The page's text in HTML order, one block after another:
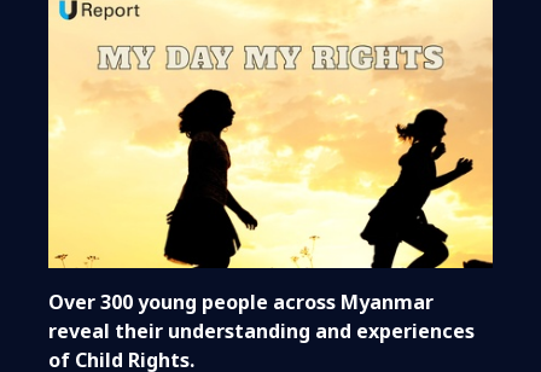
Over 300 young people across Myanmar
reveal their understanding and experiences
of Child Rights.